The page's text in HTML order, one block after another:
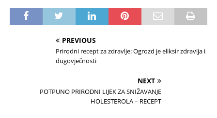
PREVIOUS
Prirodni recept za zdravlje: Ogrozd je eliksir zdravlja i
dugovječnosti
NEXT
POTPUNO PRIRODNI LIJEK ZA SNIŽAVANJE
HOLESTEROLA – RECEPT